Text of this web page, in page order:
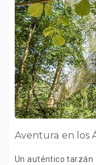
Aventura en los
Un auténtico tarzán